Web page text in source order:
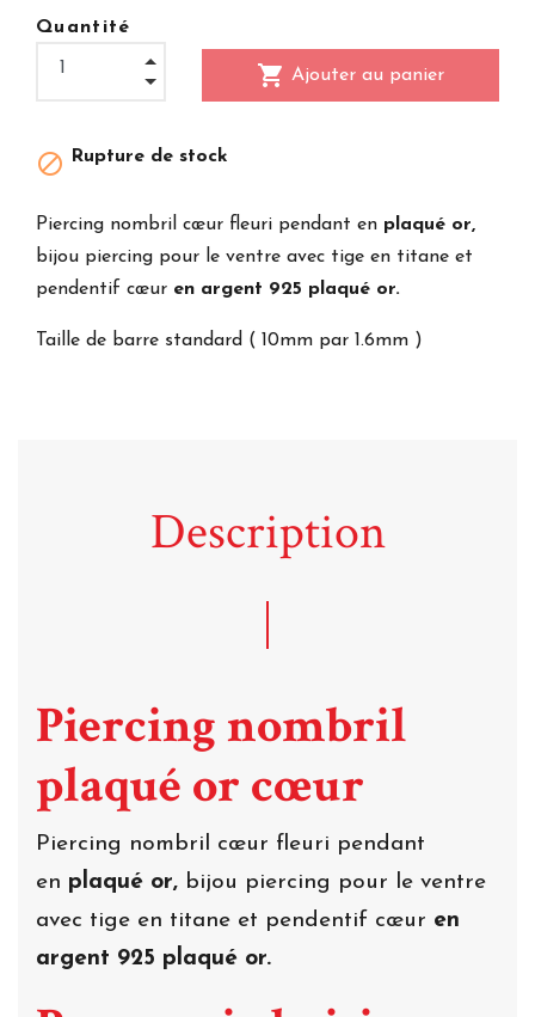
Quantité
shopping_cart Ajouter au panier
 Rupture de stock
Piercing nombril cœur fleuri pendant en plaqué or,
bijou piercing pour le ventre avec tige en titane et
pendentif cœur en argent 925 plaqué or.
Taille de barre standard ( 10mm par 1.6mm )
Description
Piercing nombril
plaqué or cœur
Piercing nombril cœur fleuri pendant
en plaqué or, bijou piercing pour le ventre
avec tige en titane et pendentif cœur en
argent 925 plaqué or.